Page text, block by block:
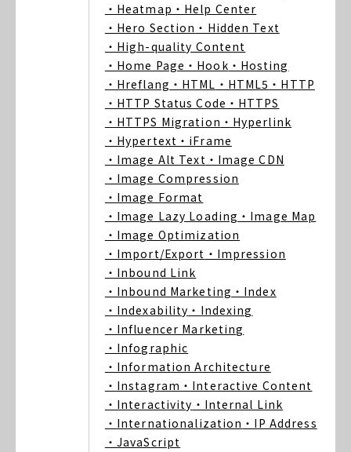
・Heatmap ・Help Center
・Hero Section ・Hidden Text
・High-quality Content
・Home Page ・Hook ・Hosting
・Hreflang ・HTML ・HTML5 ・HTTP
・HTTP Status Code ・HTTPS
・HTTPS Migration ・Hyperlink
・Hypertext ・iFrame
・Image Alt Text ・Image CDN
・Image Compression
・Image Format
・Image Lazy Loading ・Image Map
・Image Optimization
・Import/Export ・Impression
・Inbound Link
・Inbound Marketing ・Index
・Indexability ・Indexing
・Influencer Marketing
・Infographic
・Information Architecture
・Instagram ・Interactive Content
・Interactivity ・Internal Link
・Internationalization ・IP Address
・JavaScript